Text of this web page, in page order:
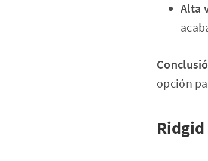
Alta
opción